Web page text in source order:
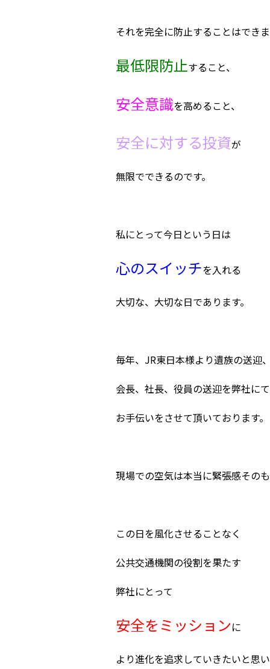
それを完全に防止することはでき
最低限防止すること、
安全意識を高めること、
安全に対する投資が
無限でできるのです。
私にとって今日という日は
心のスイッチを入れる
大切な、大切な日であります。
毎年、JR東日本様より遺族の送迎
会長、社長、役員の送迎を弊社にて
お手伝いをさせて頂いております。
現場での空気は本当に緊張感その
この日を風化させることなく
公共交通機関の役割を果たす
弊社にとって
安全をミッションに
より進化を追求していきたいと思